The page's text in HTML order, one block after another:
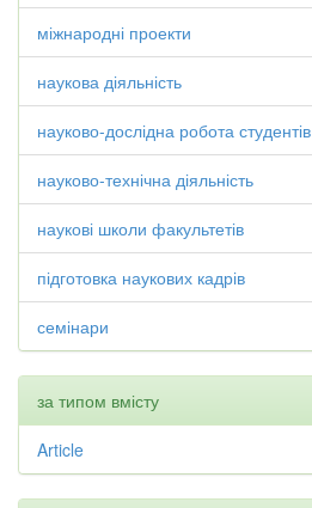
міжнародні проекти
наукова діяльність
науково-дослідна робота студентів
науково-технічна діяльність
наукові школи факультетів
підготовка наукових кадрів
семінари
за типом вмісту
Article